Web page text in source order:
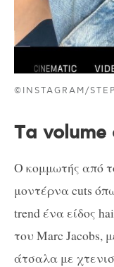
©INSTAGRAM/
Tα volume
Ο κομμωτής από
μοντέρνα cuts
trend ένα είδος
του Marc Jacobs,
άτσαλα με